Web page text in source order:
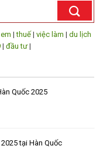
|thuế | việc làm | du lịch
| đầu tư |
Quốc 2025
tại Hàn Quốc